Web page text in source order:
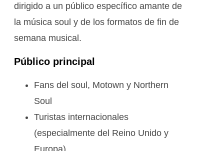
dirigido a un público específico amante de
la música soul y de los formatos de fin de
semana musical.
Público principal
Fans del soul, Motown y Northern
Soul
Turistas internacionales
(especialmente del Reino Unido y
Europa)